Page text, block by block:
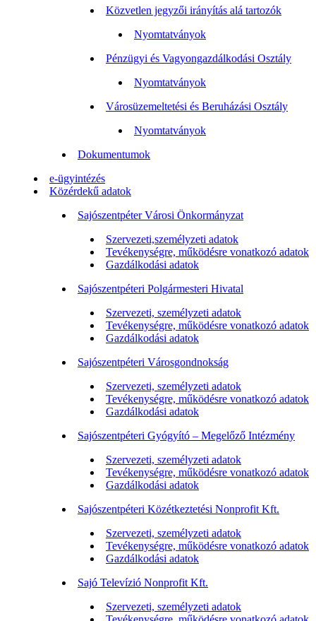
Közvetlen jegyzői irányítás alá tartozók
Nyomtatványok
Pénzügyi és Vagyongazdálkodási Osztály
Nyomtatványok
Városüzemeltetési és Beruházási Osztály
Nyomtatványok
Dokumentumok
e-ügyintézés
Közérdekű adatok
Sajószentpéter Városi Önkormányzat
Szervezeti,személyzeti adatok
Tevékenységre, működésre vonatkozó adatok
Gazdálkodási adatok
Sajószentpéteri Polgármesteri Hivatal
Szervezeti, személyzeti adatok
Tevékenységre, működésre vonatkozó adatok
Gazdálkodási adatok
Sajószentpéteri Városgondnokság
Szervezeti, személyzeti adatok
Tevékenységre, működésre vonatkozó adatok
Gazdálkodási adatok
Sajószentpéteri Gyógyító – Megelőző Intézmény
Szervezeti, személyzeti adatok
Tevékenységre, működésre vonatkozó adatok
Gazdálkodási adatok
Sajószentpéteri Közétkeztetési Nonprofit Kft.
Szervezeti, személyzeti adatok
Tevékenységre, működésre vonatkozó adatok
Gazdálkodási adatok
Sajó Televízió Nonprofit Kft.
Szervezeti, személyzeti adatok